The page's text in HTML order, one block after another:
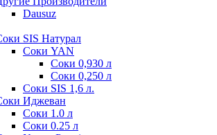
Dausuz
SIS Натурал
Соки YAN
Соки 0,930 л
Соки 0,250 л
Соки SIS 1,6 л.
Иджеван
Соки 1.0 л
Соки 0.25 л